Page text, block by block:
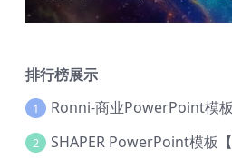
排行榜展示
1 Ronni-商业PowerPoint模板
2 SHAPER PowerPoint模板【